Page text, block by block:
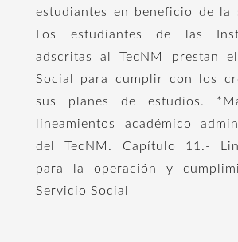
estudiantes en beneficio de la
Los estudiantes de las
adscritas al TecNM prestan
Social para cumplir con los
sus planes de estudios.
lineamientos académico
del TecNM. Capítulo 11.-
para la operación y
Servicio Social